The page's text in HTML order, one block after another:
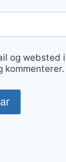
og websted
kommenterer.